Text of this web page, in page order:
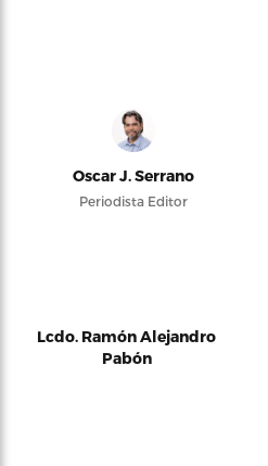
Oscar J. Serrano
Periodista Editor
Lcdo. Ramón Alejandro
Pabón